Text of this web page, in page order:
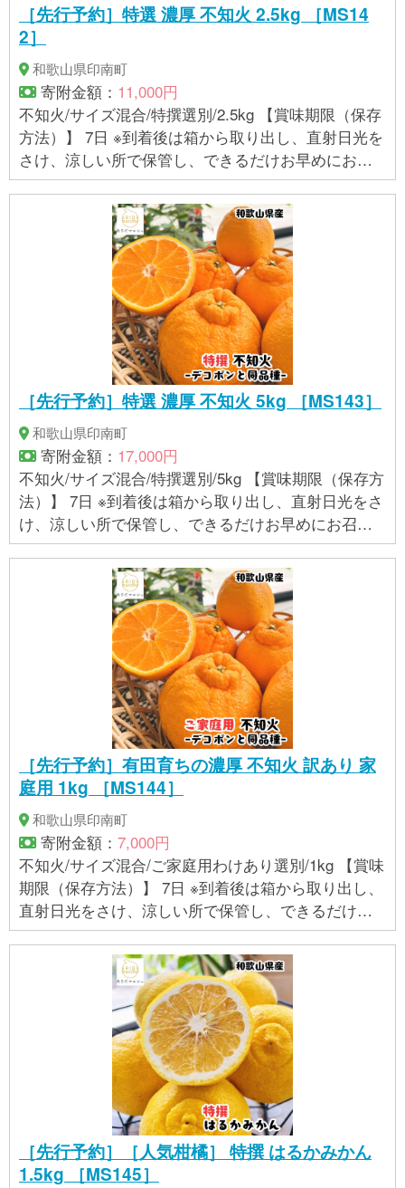
［先行予約］特選 濃厚 不知火 2.5kg ［MS14
2］
和歌山県印南町
寄附金額： 11,000円
不知火/サイズ混合/特撰選別/2.5kg 【賞味期限（保存
方法）】 7日 ※到着後は箱から取り出し、直射日光を
さけ、涼しい所で保管し、できるだけお早めにお召
し上がりください。 【アレルギー】 オレンジ ※ 表示
内容に関しては各事業者の指定に基づき掲載してお
り、一切の内容を保証するものではございません。 ※
ご不明の点がございましたら事業者まで直接お問い
合わせ下さい。
［先行予約］特選 濃厚 不知火 5kg ［MS143］
和歌山県印南町
寄附金額： 17,000円
不知火/サイズ混合/特撰選別/5kg 【賞味期限（保存方
法）】 7日 ※到着後は箱から取り出し、直射日光をさ
け、涼しい所で保管し、できるだけお早めにお召し
上がりください。 【アレルギー】 オレンジ ※ 表示内
容に関しては各事業者の指定に基づき掲載してお
り、一切の内容を保証するものではございません。 ※
ご不明の点がございましたら事業者まで直接お問い
合わせ下さい。
［先行予約］有田育ちの濃厚 不知火 訳あり 家
庭用 1kg ［MS144］
和歌山県印南町
寄附金額： 7,000円
不知火/サイズ混合/ご家庭用わけあり選別/1kg 【賞味
期限（保存方法）】 7日 ※到着後は箱から取り出し、
直射日光をさけ、涼しい所で保管し、できるだけお
早めにお召し上がりください。 【アレルギー】 オレ
掲載しており、一切の内容を保証するものではござ
いません。 ※ご不明の点がございましたら事業者まで
直接お問い合わせ下さい。
［先行予約］［人気柑橘］ 特撰 はるかみかん
1.5kg ［MS145］